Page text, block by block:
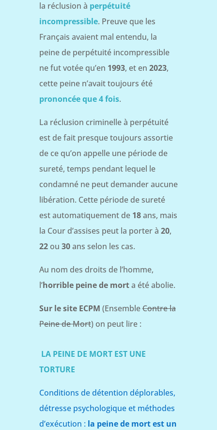
la réclusion à perpétuité
incompressible. Preuve que les
Français avaient mal entendu, la
peine de perpétuité incompressible
ne fut votée qu’en 1993, et en 2023,
cette peine n’avait toujours été
prononcée que 4 fois.
La réclusion criminelle à perpétuité
est de fait presque toujours assortie
de ce qu’on appelle une période de
sureté, temps pendant lequel le
condamné ne peut demander aucune
libération. Cette période de sureté
est automatiquement de 18ans, mais
la Cour d’assises peut la porter à 20,
22ou 30ans selon les cas.
Au nom des droits de l’homme,
l’horrible peine de morta été abolie.
Sur le site ECPM (EnsembleContre la
Peine de Mort) on peut lire :
LA PEINE DE MORT EST UNE
TORTURE
Conditions de détention déplorables,
détresse psychologique et méthodes
d’exécution : la peine de mort est un